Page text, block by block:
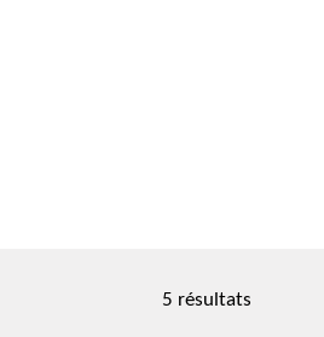
5 résultats